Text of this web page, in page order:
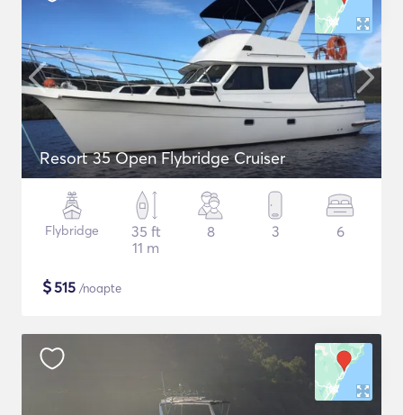
Resort 35 Open Flybridge Cruiser
Flybridge
35 ft
11 m
8 3 6
$515 /noapte